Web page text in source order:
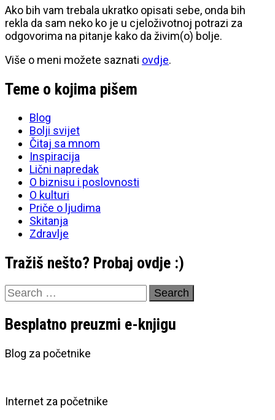
Ako bih vam trebala ukratko opisati sebe, onda bih
rekla da sam neko ko je u cjeloživotnoj potrazi za
odgovorima na pitanje kako da živim(o) bolje.
Više o meni možete saznati ovdje.
Teme o kojima pišem
Blog
Bolji svijet
Čitaj sa mnom
Inspiracija
Lični napredak
O biznisu i poslovnosti
O kulturi
Priče o ljudima
Skitanja
Zdravlje
Tražiš nešto? Probaj ovdje :)
Search
for:
Besplatno preuzmi e-knjigu
Blog za početnike
Internet za početnike